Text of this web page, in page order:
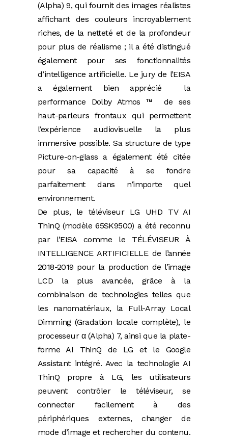
(Alpha) 9, qui fournit des images réalistes
affichant des couleurs incroyablement
riches, de la netteté et de la profondeur
pour plus de réalisme ; il a été distingué
également pour ses fonctionnalités
d’intelligence artificielle. Le jury de l’EISA
a également bien apprécié la
performance Dolby Atmos ™ de ses
haut-parleurs frontaux qui permettent
l’expérience audiovisuelle la plus
immersive possible. Sa structure de type
Picture-on-glass a également été citée
pour sa capacité à se fondre
parfaitement dans n’importe quel
environnement.
De plus, le téléviseur LG UHD TV AI
ThinQ (modèle 65SK9500) a été reconnu
par l’EISA comme le TÉLÉVISEUR À
INTELLIGENCE ARTIFICIELLE de l’année
2018-2019 pour la production de l’image
LCD la plus avancée, grâce à la
combinaison de technologies telles que
les nanomatériaux, la Full-Array Local
Dimming (Gradation locale complète), le
processeur α (Alpha) 7, ainsi que la plate-
forme AI ThinQ de LG et le Google
Assistant intégré. Avec la technologie AI
ThinQ propre à LG, les utilisateurs
peuvent contrôler le téléviseur, se
connecter facilement à des
périphériques externes, changer de
mode d’image et rechercher du contenu.